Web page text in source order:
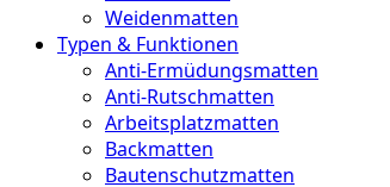
Weidenmatten
Typen & Funktionen
Anti-Ermüdungsmatten
Anti-Rutschmatten
Arbeitsplatzmatten
Backmatten
Bautenschutzmatten